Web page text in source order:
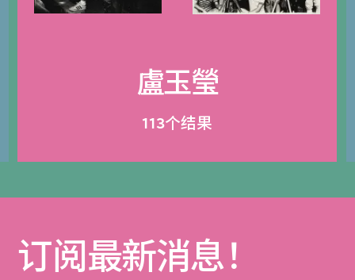
盧玉瑩
113个结果
订阅最新消息！